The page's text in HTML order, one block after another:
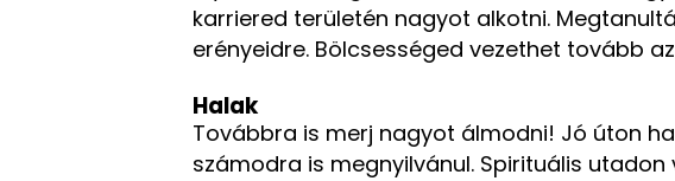
karriered területén nagyot alkotni.
erényeidre. Bölcsességed vezethet tovább
Halak
Továbbra is merj nagyot álmodni! Jó úton
számodra is megnyilvánul. Spirituális